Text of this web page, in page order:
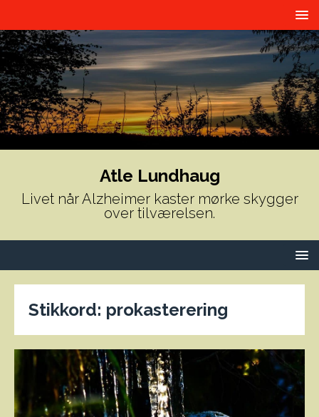
Atle Lundhaug
Livet når Alzheimer kaster mørke skygger
over tilværelsen.
Stikkord: prokasterering